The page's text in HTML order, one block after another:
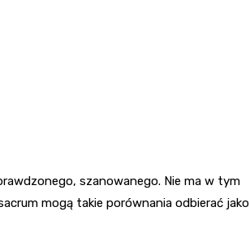
szanowanego. Nie ma w tym
mogą takie porównania odbierać jako